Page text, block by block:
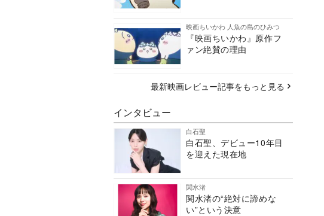
映画ちいかわ 人魚の島のひみつ
『映画ちいかわ』原作フ
ァン絶賛の理由
最新映画レビュー記事をもっと見る
インタビュー
白石聖
白石聖、デビュー10年目
を迎えた現在地
関水渚
関水渚の“絶対に諦めな
い”という決意